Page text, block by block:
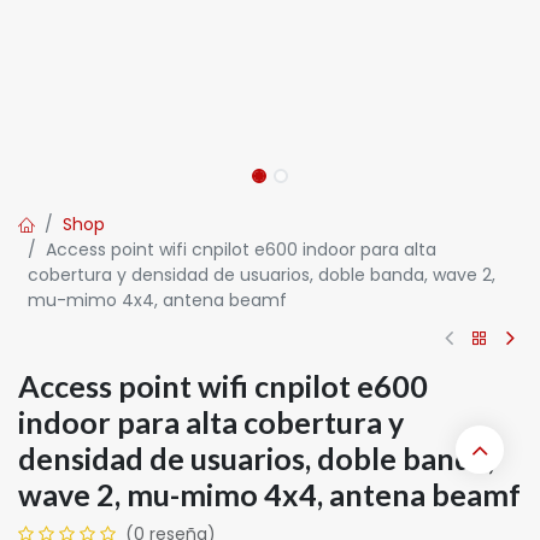
Shop
Access point wifi cnpilot e600 indoor para alta
cobertura y densidad de usuarios, doble banda, wave 2,
mu-mimo 4x4, antena beamf
Access point wifi cnpilot e600
indoor para alta cobertura y
densidad de usuarios, doble banda,
wave 2, mu-mimo 4x4, antena beamf
(0 reseña)